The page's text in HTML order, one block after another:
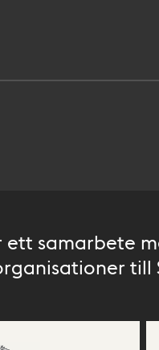
ett samarbete
till